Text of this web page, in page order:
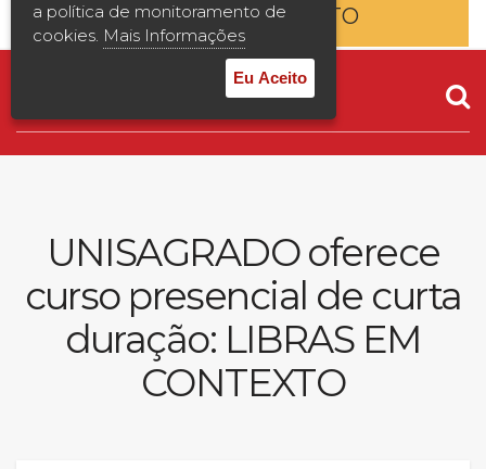
2ª Graduação
Transferência
Reingresso
Desconto de pontualidade
Biblioteca
Contatos
ENTRE EM CONTATO
UNISAGRADO oferece
curso presencial de curta
duração: LIBRAS EM
CONTEXTO
a política de monitoramento de
cookies. Mais Informações
Eu Aceito